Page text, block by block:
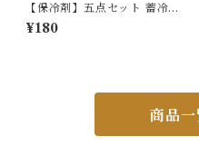
【保冷剤】五点セット 蓄冷剤
スノーパック 50g ペットクー
ルネック用
¥180
商品一